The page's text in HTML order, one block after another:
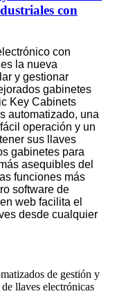
con
con
la nueva
y gestionar
gabinetes
Key Cabinets
automatizado, una
operación y un
sus llaves
gabinetes para
asequibles del
funciones más
software de
web facilita el
desde cualquier